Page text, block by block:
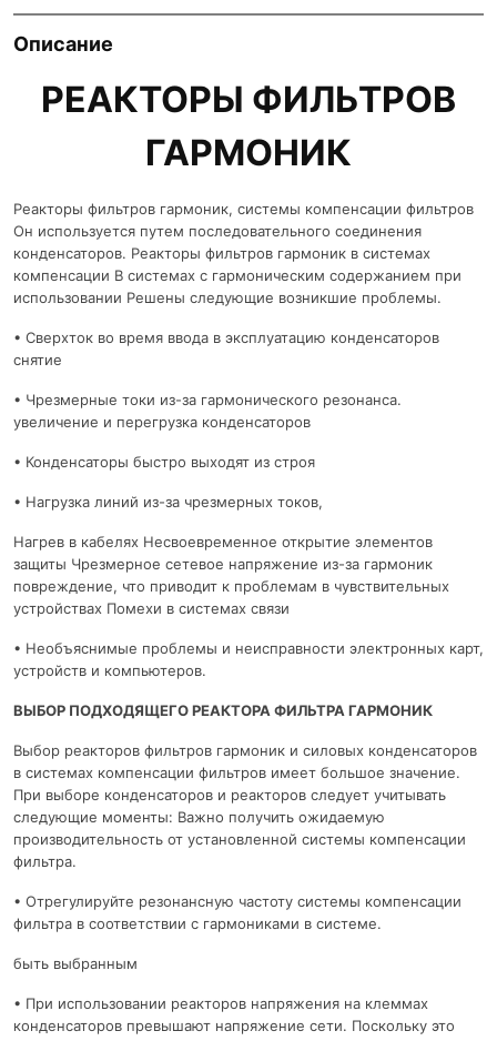
Описание
РЕАКТОРЫ ФИЛЬТРОВ
ГАРМОНИК
Реакторы фильтров гармоник, системы компенсации фильтров
Он используется путем последовательного соединения
конденсаторов. Реакторы фильтров гармоник в системах
компенсации В системах с гармоническим содержанием при
использовании Решены следующие возникшие проблемы.
• Сверхток во время ввода в эксплуатацию конденсаторов
снятие
• Чрезмерные токи из-за гармонического резонанса.
увеличение и перегрузка конденсаторов
• Конденсаторы быстро выходят из строя
• Нагрузка линий из-за чрезмерных токов,
Нагрев в кабелях Несвоевременное открытие элементов
защиты Чрезмерное сетевое напряжение из-за гармоник
повреждение, что приводит к проблемам в чувствительных
устройствах Помехи в системах связи
• Необъяснимые проблемы и неисправности электронных карт,
устройств и компьютеров.
ВЫБОР ПОДХОДЯЩЕГО РЕАКТОРА ФИЛЬТРА ГАРМОНИК
Выбор реакторов фильтров гармоник и силовых конденсаторов
в системах компенсации фильтров имеет большое значение.
При выборе конденсаторов и реакторов следует учитывать
следующие моменты: Важно получить ожидаемую
производительность от установленной системы компенсации
фильтра.
• Отрегулируйте резонансную частоту системы компенсации
фильтра в соответствии с гармониками в системе.
быть выбранным
• При использовании реакторов напряжения на клеммах
конденсаторов превышают напряжение сети. Поскольку это